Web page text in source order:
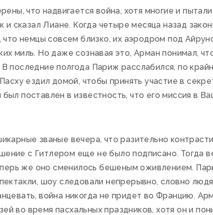
что надвигается война, хотя многие и
сказал Лиане. Когда четыре месяца назад
что немцы совсем близко, их аэродром под
миль. Но даже сознавая это, Арман понимал,
последние полгода Париж расслабился, по
ездил домой, чтобы принять участие в
поставлен в известность, что его миссия в
званые вечера, что разительно
с Гитлером еще не было подписано. Тогда
же оно сменилось бешеным оживлением.
шоу следовали непрерывно, словно
война никогда не придет во Францию.
во время пасхальных праздников, хотя он и